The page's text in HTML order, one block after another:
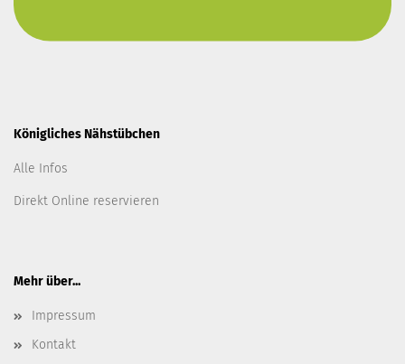
Königliches Nähstübchen
Alle Infos
Direkt Online reservieren
Mehr über...
Impressum
Kontakt